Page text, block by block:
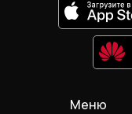
Меню